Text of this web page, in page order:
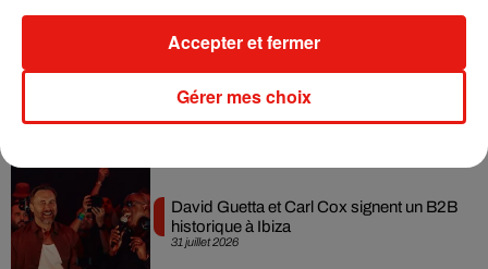
31 juillet 2026
31 juillet 2026
David Guetta et Carl Cox signent un B2B
historique à Ibiza
Gérer mes choix
Accepter et fermer